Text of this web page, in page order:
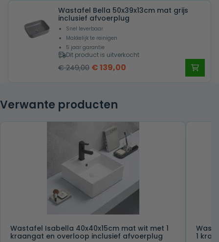
€ 359,00.€ 225,00.
Wastafel Bella 50x39x13cm mat grijs
inclusief afvoerplug
Snel leverbaar
Makkelijk te reinigen
5 jaar garantie
Dit product is uitverkocht
€249,00 Oorspronkelijke
€ 249,00.
€139,00
Verwante producten
Wastafel Isabella 40x40x15cm mat wit met 1
kraangat en overloop inclusief afvoerplug
1